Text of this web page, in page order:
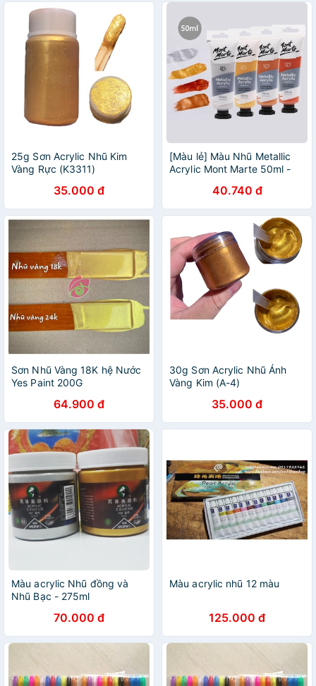
25g Sơn Acrylic Nhũ Kim
Vàng Rực (K3311)
35.000 đ
[Màu lẻ] Màu Nhũ Metallic
Acrylic Mont Marte 50ml -
đồng/Nhũ bạc)
40.740 đ
Sơn Nhũ Vàng 18K hệ Nước
Yes Paint 200G
64.900 đ
30g Sơn Acrylic Nhũ Ánh
Vàng Kim (A-4)
35.000 đ
Màu acrylic Nhũ đồng và
Nhũ Bạc - 275ml
70.000 đ
Màu acrylic nhũ 12 màu
125.000 đ